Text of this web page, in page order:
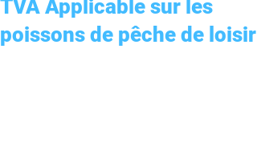
TVA Applicable sur les
poissons de pêche de loisir